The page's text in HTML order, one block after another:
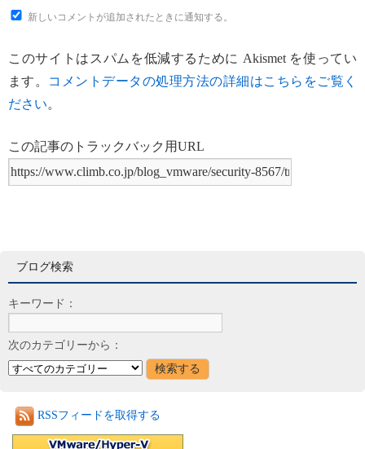
新しいコメントが追加されたときに通知する。
このサイトはスパムを低減するために Akismet を使ってい
ます。 コメントデータの処理方法の詳細はこちらをご覧く
ださい。
この記事のトラックバック用URL
ブログ検索
キーワード：
次のカテゴリーから：
RSSフィードを取得する